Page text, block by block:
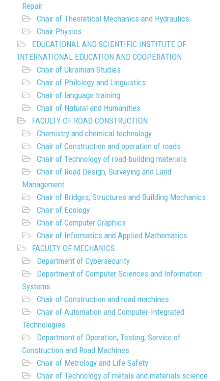
Repair
Chair of Theoretical Mechanics and Hydraulics
Chair Physics
EDUCATIONAL AND SCIENTIFIC INSTITUTE OF
INTERNATIONAL EDUCATION AND COOPERATION
Chair of Ukrainian Studies
Chair of Philology and Linguistics
Chair of language training
Chair of Natural and Humanities
FACULTY OF ROAD CONSTRUCTION
Chemistry and chemical technology
Chair of Construction and operation of roads
Chair of Technology of road-building materials
Chair of Road Design, Surveying and Land
Management
Chair of Bridges, Structures and Building Mechanics
Chair of Ecology
Chair of Computer Graphics
Chair of Informatics and Applied Mathematics
FACULTY OF MECHANICS
Department of Cybersecurity
Department of Computer Sciences and Information
Systems
Chair of Construction and road machines
Chair of Automation and Computer-Integrated
Technologies
Department of Operation, Testing, Service of
Construction and Road Machines
Chair of Metrology and Life Safety
Chair of Technology of metals and materials science